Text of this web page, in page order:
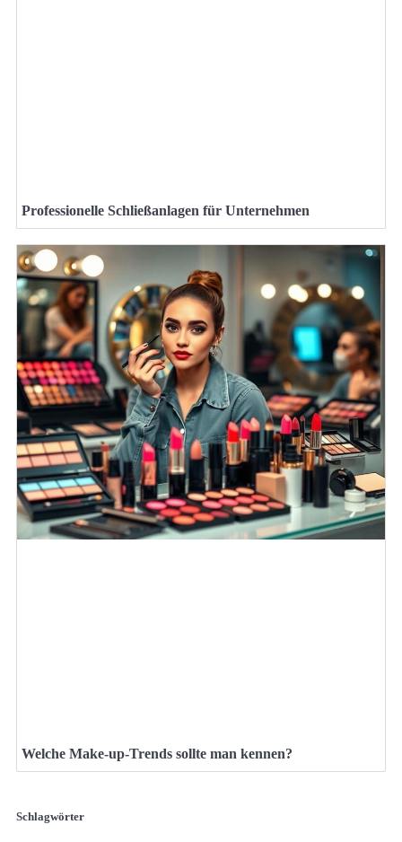
Professionelle Schließanlagen für Unternehmen
Welche Make-up-Trends sollte man kennen?
Schlagwörter